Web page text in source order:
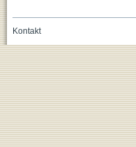
Kontakt